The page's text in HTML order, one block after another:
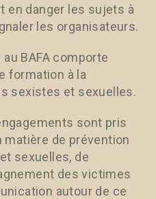
en danger les sujets à
les organisateurs.
BAFA comporte
formation à la
sexistes et sexuelles.
sont pris
matière de prévention
sexuelles, de
des victimes
autour de ce